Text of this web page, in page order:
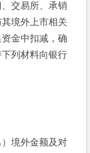
交易所、承销
境外上市相关
金中扣减，确
列材料向银行
）境外金额及对